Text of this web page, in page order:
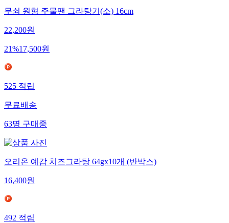
무쇠 원형 주물팬 그라탕기(소) 16cm
22,200원
21%17,500원
525 적립
무료배송
63명 구매중
오리온 예감 치즈그라탕 64gx10개 (반박스)
16,400원
492 적립